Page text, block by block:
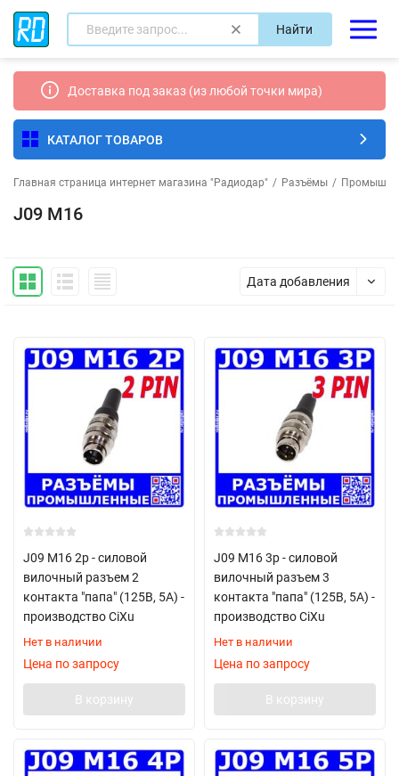
Найти
Доставка под заказ (из любой точки мира)
КАТАЛОГ ТОВАРОВ
Главная страница интернет магазина "Радиодар" / Разъёмы /
J09 M16
Дата добавления
J09 M16 2p - силовой
вилочный разъем 2
контакта "папа" (125В, 5А) -
производство CiXu
Нет в наличии
Цена по запросу
В корзину
J09 M16 3p - силовой
вилочный разъем 3
контакта "папа" (125В, 5А) -
производство CiXu
Нет в наличии
Цена по запросу
В корзину